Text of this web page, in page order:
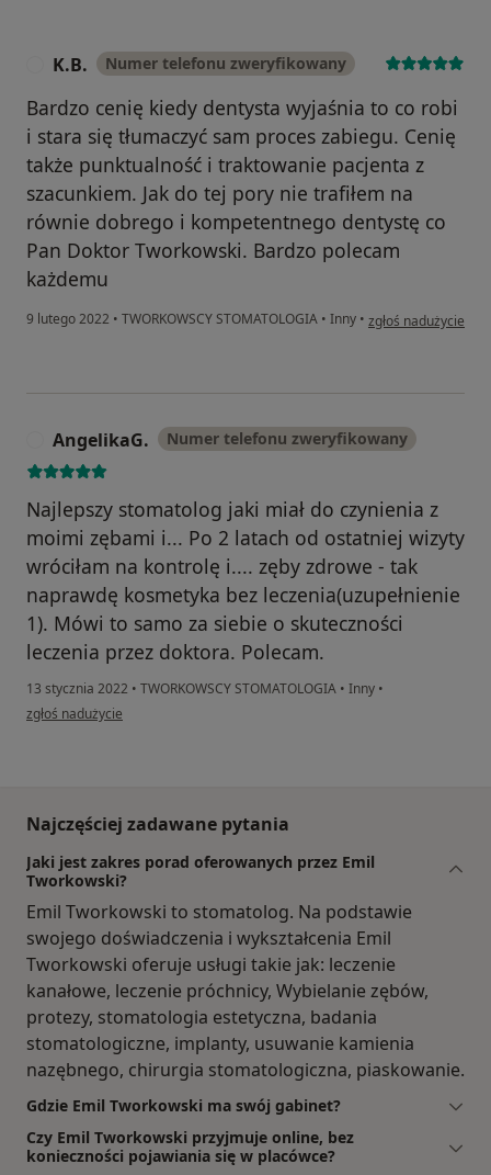
K.B. Numer telefonu zweryfikowany
Bardzo cenię kiedy dentysta wyjaśnia to co robi
i stara się tłumaczyć sam proces zabiegu. Cenię
także punktualność i traktowanie pacjenta z
szacunkiem. Jak do tej pory nie trafiłem na
równie dobrego i kompetentnego dentystę co
Pan Doktor Tworkowski. Bardzo polecam
każdemu
9 lutego 2022 • TWORKOWSCY STOMATOLOGIA • Inny • w opinii
zgłoś nadużycie
AngelikaG. Numer telefonu zweryfikowany
Najlepszy stomatolog jaki miał do czynienia z
moimi zębami i... Po 2 latach od ostatniej wizyty
wróciłam na kontrolę i.... zęby zdrowe - tak
naprawdę kosmetyka bez leczenia(uzupełnienie
1). Mówi to samo za siebie o skuteczności
leczenia przez doktora. Polecam.
13 stycznia 2022 • TWORKOWSCY STOMATOLOGIA • Inny •
w opinii użytkownika AngelikaG.
zgłoś nadużycie
Najczęściej zadawane pytania
Jaki jest zakres porad oferowanych przez Emil
Tworkowski?
Emil Tworkowski to stomatolog. Na podstawie
swojego doświadczenia i wykształcenia Emil
Tworkowski oferuje usługi takie jak: leczenie
kanałowe, leczenie próchnicy, Wybielanie zębów,
protezy, stomatologia estetyczna, badania
stomatologiczne, implanty, usuwanie kamienia
nazębnego, chirurgia stomatologiczna, piaskowanie.
Gdzie Emil Tworkowski ma swój gabinet?
Czy Emil Tworkowski przyjmuje online, bez
konieczności pojawiania się w placówce?